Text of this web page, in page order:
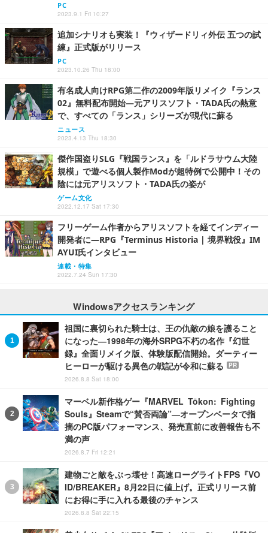
PC
2023.9.1 Fri 10:27
追加シナリオも実装！『ウィザードリィ外伝 五つの試
練』正式版がリリース
PC
2023.10.26 Thu 18:00
有名成人向けRPG第二作の2009年版リメイク『ランス
02』無料配布開始―元アリスソフト・TADA氏の熱意
で、すべての「ランス」シリーズが現代に蘇る
ニュース
2023.4.13 Thu 18:30
傑作国盗りSLG『戦国ランス』を「ルドラサウム大陸
規模」で遊べる個人製作Modが超特例で公開中！その
陰には元アリスソフト・TADA氏の姿が
ゲーム文化
2022.12.17 Sat 17:30
フリーゲーム作者からアリスソフトを経てインディー
開発者に―RPG『Terminus Historia | 境界戦役』IM
AYUI氏インタビュー
連載・特集
2022.7.24 Sun 17:30
Windowsアクセスランキング
祖国に裏切られた騎士は、王の仇敵の娘を護ること
になった―1998年の海外SRPG不朽の名作『幻世
録』全面リメイク版、体験版配信開始。ダーティー
ヒーローが駆ける異色の戦記が令和に蘇る
PR
2026.8.8 Sat 18:00
マーベル新作格ゲー『MARVEL Tōkon: Fighting
Souls』Steamで“賛否両論”―オープンベータで指
摘のPC版パフォーマンス、発売直前に改善報告も不
満の声
2026.8.7 Fri 12:21
建物ごと敵をぶっ壊せ！高速ローグライトFPS『VO
ID/BREAKER』8月22日に値上げ。正式リリース前
にお得に手に入れる最後のチャンス
2026.8.8 Sat 22:15